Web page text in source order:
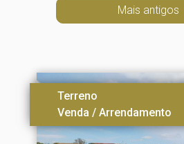
Mais antigos
Terreno
Venda / Arrendamento